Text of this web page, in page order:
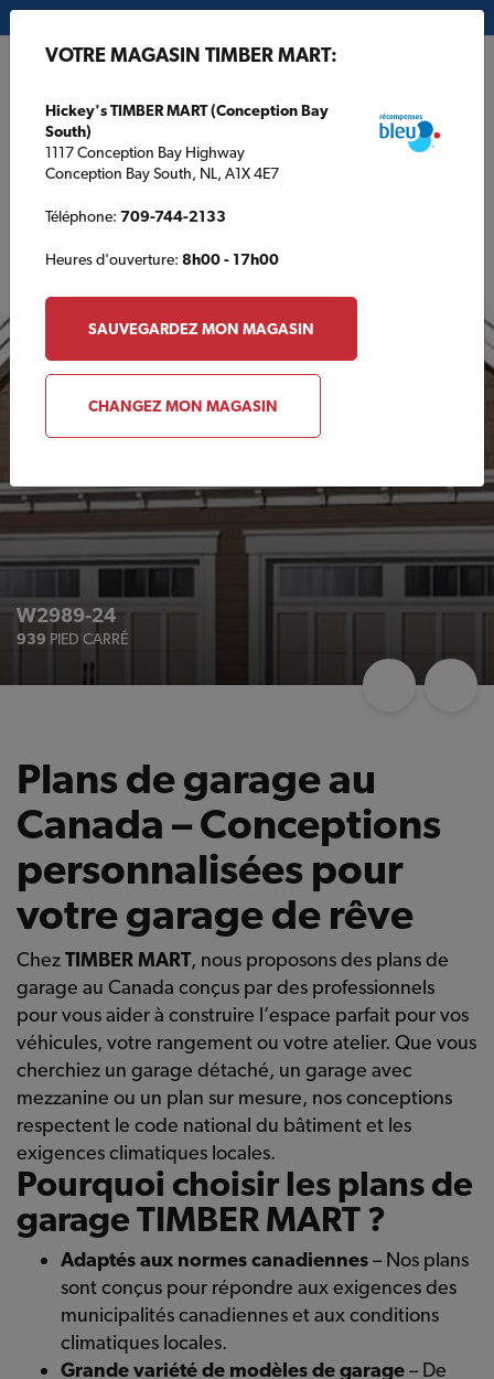
PRODUITS EN VEDETTE
Plans de Garage
W2989-24
939 PIED CARRÉ
Plans de garage au
Canada – Conceptions
personnalisées pour
votre garage de rêve
ChezTIMBER MART, nous proposons des plans de
garage au Canada conçus par des professionnels
pour vous aider à construire l’espace parfait pour vos
véhicules, votre rangement ou votre atelier. Que vous
cherchiez un garage détaché, un garage avec
mezzanine ou un plan sur mesure, nos conceptions
respectent le code national du bâtiment et les
exigences climatiques locales.
Pourquoi choisir les plans de
garage TIMBER MART ?
Adaptés aux normes canadiennes– Nos plans
sont conçus pour répondre aux exigences des
municipalités canadiennes et aux conditions
climatiques locales.
Grande variété de modèles de garage– De
VOTRE MAGASIN TIMBER MART:
Hickey's TIMBER MART (Conception Bay
South)
1117 Conception Bay Highway
Conception Bay South, NL, A1X 4E7
Téléphone: 709-744-2133
Heures d'ouverture: 8h00 - 17h00
SAUVEGARDEZ MON MAGASIN
CHANGEZ MON MAGASIN